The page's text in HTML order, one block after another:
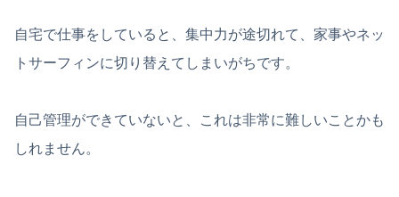
自宅で仕事をしていると、集中力が途切れて、家事やネッ
トサーフィンに切り替えてしまいがちです。
自己管理ができていないと、これは非常に難しいことかも
しれません。